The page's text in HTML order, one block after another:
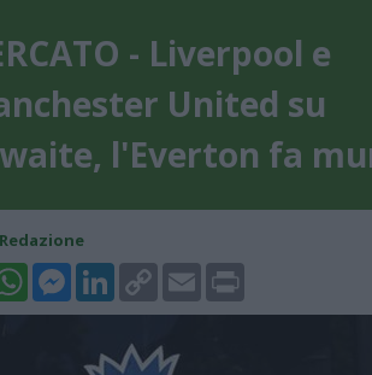
- Liverpool e
United su
l'Everton fa
Redazione
Messenger
LinkedIn
Copy
Link
Email Print